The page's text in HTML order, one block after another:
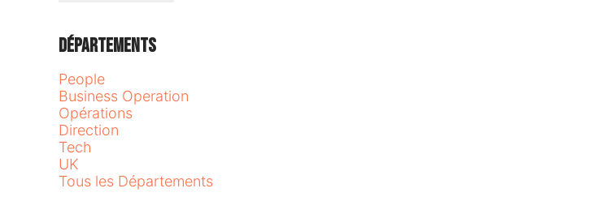
Départements
People
Business Operation
Opérations
Direction
Tech
UK
Tous les Départements